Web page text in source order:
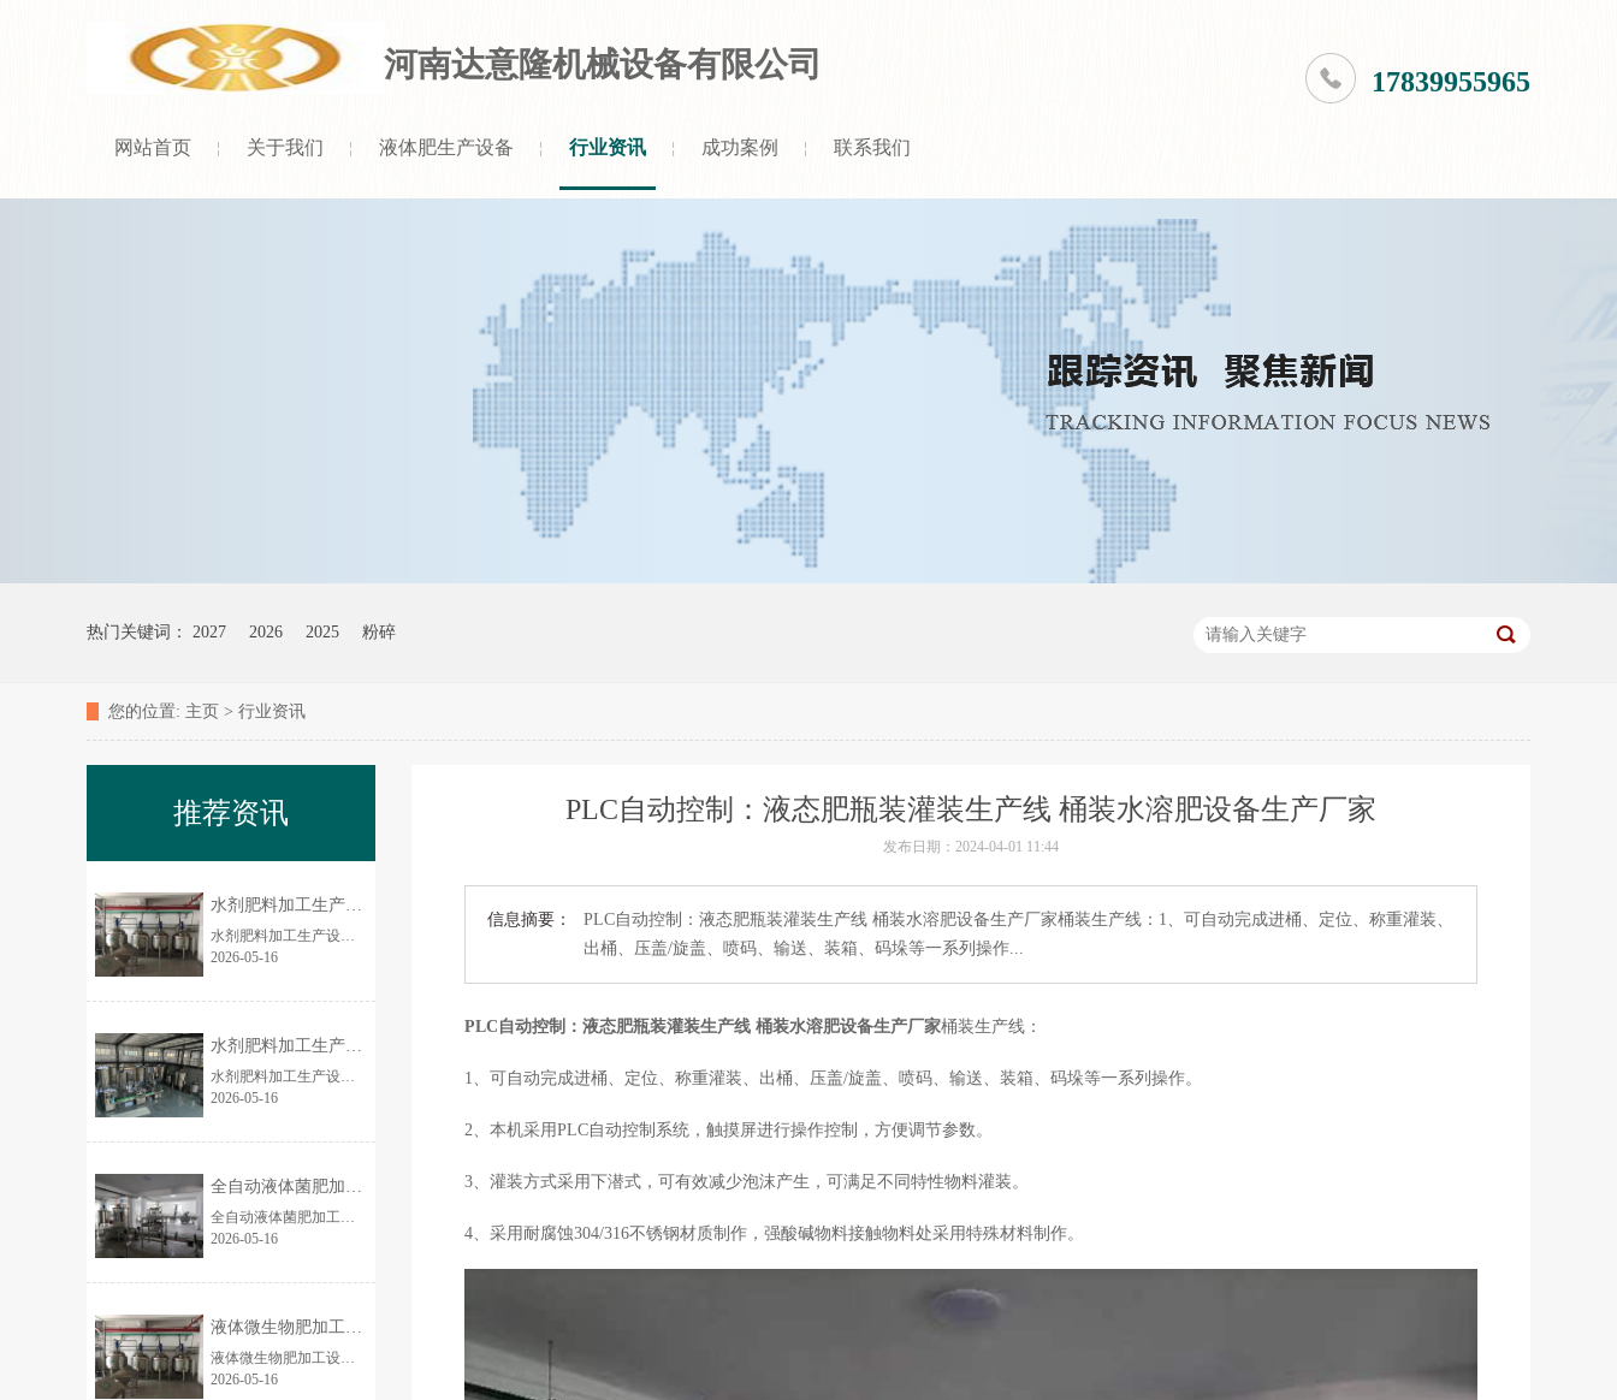
河南达意隆机械设备有限公司 17839955965
网站首页 关于我们 液体肥生产设备 行业资讯 成功案例 联系我们
热门关键词： 2027 2026 2025 粉碎
您的位置: 主页 > 行业资讯
PLC自动控制：液态肥瓶装灌装生产线 桶装水溶肥设备生产厂家
发布日期：2024-04-01 11:44
信息摘要：
PLC自动控制：液态肥瓶装灌装生产线 桶装水溶肥设备生产厂家桶装生产线：1、可自动完成进桶、定位、称重灌装、
出桶、压盖/旋盖、喷码、输送、装箱、码垛等一系列操作...
PLC自动控制：液态肥瓶装灌装生产线 桶装水溶肥设备生产厂家桶装生产线：
1、可自动完成进桶、定位、称重灌装、出桶、压盖/旋盖、喷码、输送、装箱、码垛等一系列操作。
2、本机采用PLC自动控制系统，触摸屏进行操作控制，方便调节参数。
3、灌装方式采用下潜式，可有效减少泡沫产生，可满足不同特性物料灌装。
4、采用耐腐蚀304/316不锈钢材质制作，强酸碱物料接触物料处采用特殊材料制作。
推荐资讯
水剂肥料加工生产设备的市场前景如何？
水剂肥料加工生产设备市场前景非常好、确定性强、增长快，是农资装备里近 5 年**稳健的高景气赛道之一，2026—2030 年仍将保持两位数增长。下面从市场规模、驱...
2026-05-16
水剂肥料加工生产设备厂家 3吨/时养殖场
水剂肥料加工生产设备简介 全自动水剂肥料成套生产设备，专业用于大量元素水溶肥、中微量元素肥、氨基酸水剂肥、腐植酸水剂肥、液体菌肥等各类液态肥料规模化生...
2026-05-16
全自动液体菌肥加工流水线设备 10吨桶装
全自动液体菌肥加工流水线设备 整套全自动液体菌肥加工流水线，专业用于液体微生物菌肥、水溶肥、氨基酸液肥、腐殖酸液体肥规模化生产，全程自动化连续作业，工艺成...
2026-05-16
液体微生物肥加工设备厂家（工厂定）液体菌
液体微生物肥加工设备 全套全自动液体微生物肥加工设备，专为液体菌肥、生物营养液、氨基酸液肥、腐殖酸液肥、微量元素液体肥等产品设计，一站式实现从原料投放...
2026-05-16